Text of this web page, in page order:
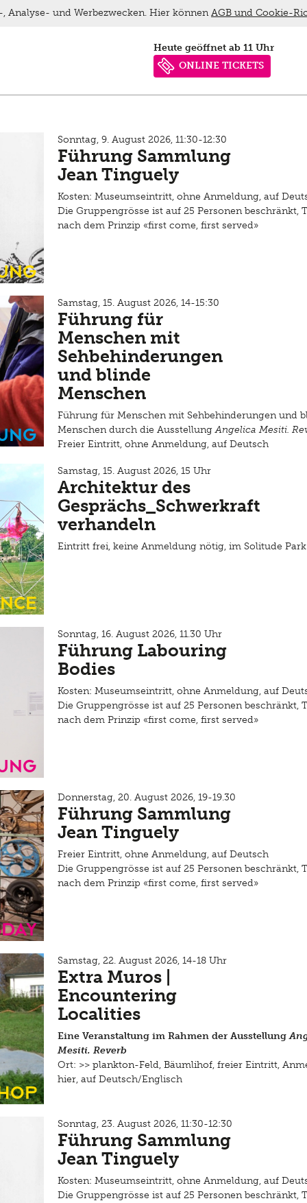
heute geöffnet ab 11 Uhr
ONLINE TICKETS
Sonntag, 9. August 2026, 11:30-12:30
Führung Sammlung
Jean Tinguely
Kosten: Museumseintritt, ohne Anmeldung, auf
Die Gruppengrösse ist auf 25 Personen beschränkt,
nach dem Prinzip «first come, first served»
Samstag, 15. August 2026, 14-15:30
Führung für
Menschen mit
Sehbehinderungen
und blinde
Menschen
Führung für Menschen mit Sehbehinderungen und
Menschen durch die AusstellungAngelica Mesiti.
Freier Eintritt, ohne Anmeldung, auf Deutsch
Samstag, 15. August 2026, 15 Uhr
Architektur des
Gesprächs_Schwerkraft
verhandeln
Eintritt frei, keine Anmeldung nötig, im Solitude Park
Sonntag, 16. August 2026, 11.30 Uhr
Führung Labouring
Bodies
Kosten: Museumseintritt, ohne Anmeldung, auf
Die Gruppengrösse ist auf 25 Personen beschränkt,
nach dem Prinzip «first come, first served»
Donnerstag, 20. August 2026, 19-19.30
Führung Sammlung
Jean Tinguely
Freier Eintritt, ohne Anmeldung, auf Deutsch
Die Gruppengrösse ist auf 25 Personen beschränkt,
nach dem Prinzip «first come, first served»
Samstag, 22. August 2026, 14-18 Uhr
Extra Muros |
Encountering
Localities
Eine Veranstaltung im Rahmen der Ausstellung
Mesiti. Reverb
Ort: >> plankton-Feld, Bäumlihof, freier Eintritt,
hier, auf Deutsch/Englisch
Sonntag, 23. August 2026, 11:30-12:30
Führung Sammlung
Jean Tinguely
Kosten: Museumseintritt, ohne Anmeldung, auf
Die Gruppengrösse ist auf 25 Personen beschränkt,
Analyse- und Werbezwecken. Hier könnenAGB und Cookie-